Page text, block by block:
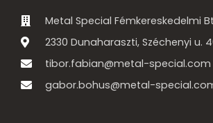
Metal Special Fémkereskedelmi
2330 Dunaharaszti, Széchenyi u.
tibor.fabian@metal-special.com
gabor.bohus@metal-